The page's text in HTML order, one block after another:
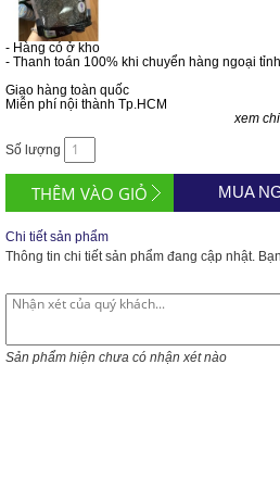
- Hàng có ở kho
- Thanh toán 100% khi chuyển hàng ngoại
Giao hàng toàn quốc
Miễn phí nội thành Tp.HCM
xem
Số lượng
MUA
Chi tiết sản phẩm
Thông tin chi tiết sản phẩm đang cập nhật.
Sản phẩm hiện chưa có nhận xét nào